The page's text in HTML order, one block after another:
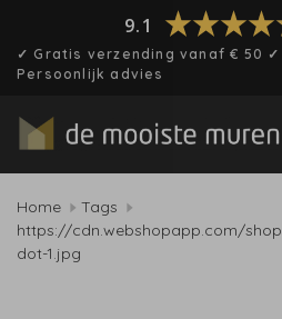
9.1
✓ Gratis verzending vanaf € 50
Persoonlijk advies
Home
Tags
https://cdn.webshopapp.com/
dot-1.jpg